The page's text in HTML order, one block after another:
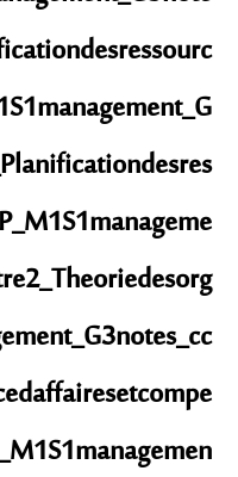
notes_cc